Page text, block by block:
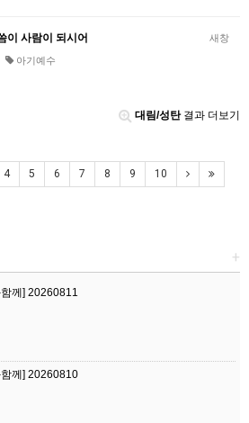
새창
이 사람이 되시어
아기예수
대림/성탄결과 더보기
4 5 6 7 8 9 10
+
께] 20260811
께] 20260810